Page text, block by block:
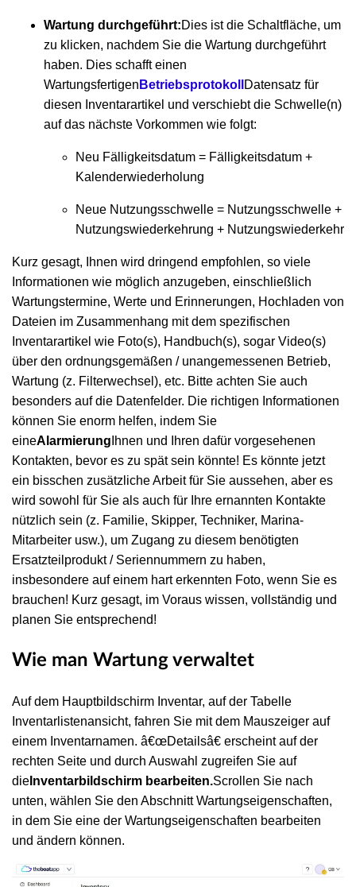
Wartung durchgeführt:Dies ist die Schaltfläche, um
zu klicken, nachdem Sie die Wartung durchgeführt
haben. Dies schafft einen
Wartungsfertigen Betriebsprotokoll Datensatz für
diesen Inventarartikel und verschiebt die Schwelle(n)
auf das nächste Vorkommen wie folgt:
Neu Fälligkeitsdatum = Fälligkeitsdatum +
Kalenderwiederholung
Neue Nutzungsschwelle = Nutzungsschwelle +
Nutzungswiederkehrung + Nutzungswiederkehr
Kurz gesagt, Ihnen wird dringend empfohlen, so viele
Informationen wie möglich anzugeben, einschließlich
Wartungstermine, Werte und Erinnerungen, Hochladen von
Dateien im Zusammenhang mit dem spezifischen
Inventarartikel wie Foto(s), Handbuch(s), sogar Video(s)
über den ordnungsgemäßen / unangemessenen Betrieb,
Wartung (z. Filterwechsel), etc. Bitte achten Sie auch
besonders auf die Datenfelder. Die richtigen Informationen
können Sie enorm helfen, indem Sie
eineAlarmierung Ihnen und Ihren dafür vorgesehenen
Kontakten, bevor es zu spät sein könnte! Es könnte jetzt
ein bisschen zusätzliche Arbeit für Sie aussehen, aber es
wird sowohl für Sie als auch für Ihre ernannten Kontakte
nützlich sein (z. Familie, Skipper, Techniker, Marina-
Mitarbeiter usw.), um Zugang zu diesem benötigten
Ersatzteilprodukt / Seriennummern zu haben,
insbesondere auf einem hart erkennten Foto, wenn Sie es
brauchen! Kurz gesagt, im Voraus wissen, vollständig und
planen Sie entsprechend!
Wie man Wartung verwaltet
Auf dem Hauptbildschirm Inventar, auf der Tabelle
Inventarlistenansicht, fahren Sie mit dem Mauszeiger auf
einem Inventarnamen. â€œDetailsâ€ erscheint auf der
rechten Seite und durch Auswahl zugreifen Sie auf
die Inventarbildschirm bearbeiten.Scrollen Sie nach
unten, wählen Sie den Abschnitt Wartungseigenschaften,
in dem Sie eine der Wartungseigenschaften bearbeiten
und ändern können.